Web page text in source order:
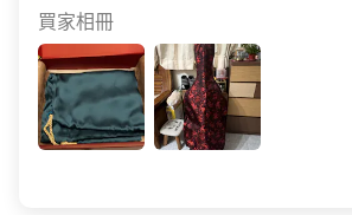
買家相冊